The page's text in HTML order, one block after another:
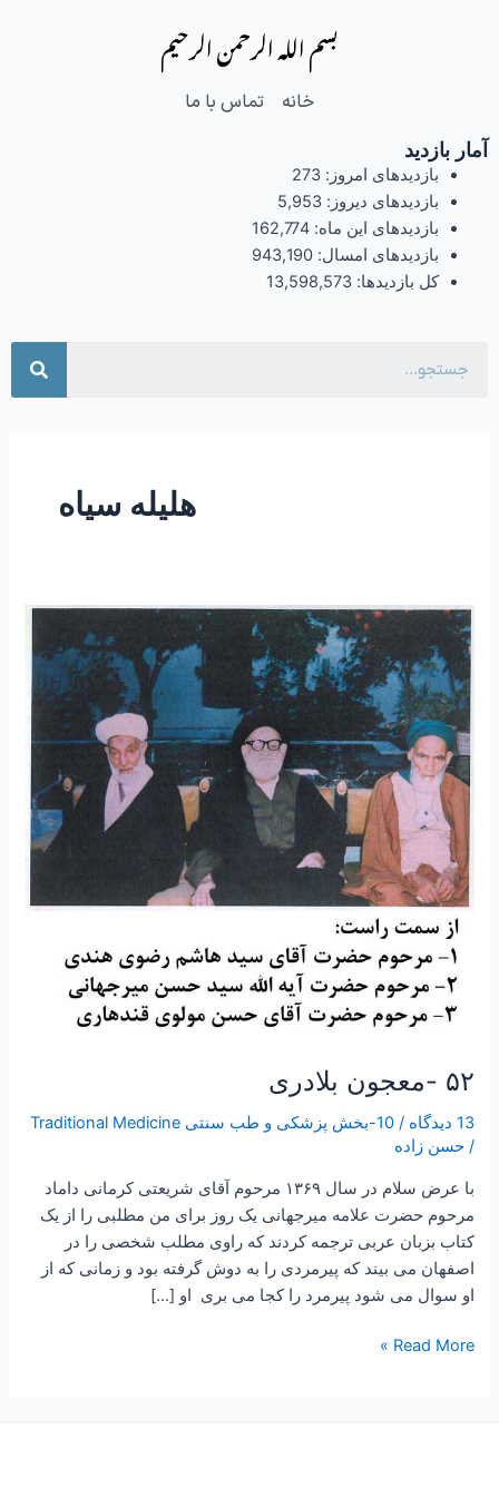
بسم الله الرحمن الرحیم
خانه تماس با ما
آمار بازدید
بازدیدهای امروز: 273
بازدیدهای دیروز: 5,953
بازدیدهای این ماه: 162,774
بازدیدهای امسال: 943,190
کل بازدیدها: 13,598,573
هلیله سیاه
۵۲ -معجون بلادری
13 دیدگاه /10-بخش پزشکی و طب سنتی Traditional Medicine
/حسن زاده
با عرض سلام در سال ۱۳۶۹ مرحوم آقای شریعتی کرمانی داماد
مرحوم حضرت علامه میرجهانی یک روز برای من مطلبی را از یک
کتاب بزبان عربی ترجمه کردند که راوی مطلب شخصی را در
اصفهان می بیند که پیرمردی را به دوش گرفته بود و زمانی که از
او سوال می شود پیرمرد را کجا می بری او […]
۵۲
-معجون
بلادری
Read More »